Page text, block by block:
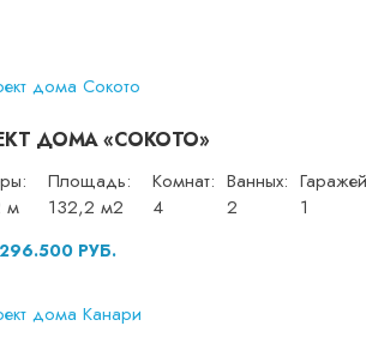
ДОМА «СОКОТО»
м
Площадь:
132,2 м2
Комнат:
4
Ванных:
2
1
РУБ.